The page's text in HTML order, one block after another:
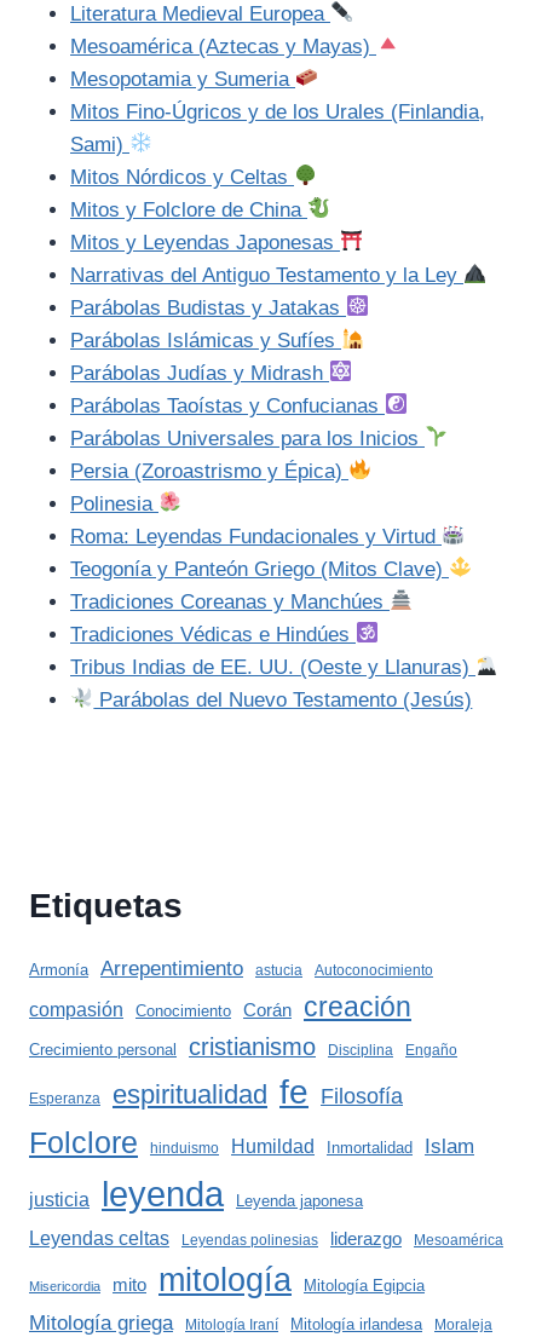
Literatura Medieval Europea
Mesoamérica (Aztecas y Mayas)
Mesopotamia y Sumeria
Mitos Fino-Úgricos y de los Urales (Finlandia,
Sami)
Mitos Nórdicos y Celtas
Mitos y Folclore de China
Mitos y Leyendas Japonesas
Narrativas del Antiguo Testamento y la Ley
Parábolas Budistas y Jatakas
Parábolas Islámicas y Sufíes
Parábolas Judías y Midrash
Parábolas Taoístas y Confucianas
Parábolas Universales para los Inicios
Persia (Zoroastrismo y Épica)
Polinesia
Roma: Leyendas Fundacionales y Virtud
Teogonía y Panteón Griego (Mitos Clave)
Tradiciones Coreanas y Manchúes
Tradiciones Védicas e Hindúes
Tribus Indias de EE. UU. (Oeste y Llanuras)
Parábolas del Nuevo Testamento (Jesús)
Etiquetas
Armonía Arrepentimiento astucia Autoconocimiento
compasión Conocimiento Corán creación
Crecimiento personal cristianismo Disciplina Engaño
Esperanza espiritualidad fe Filosofía
Folclore hinduismo Humildad Inmortalidad Islam
justicia leyenda Leyenda japonesa
Leyendas celtas Leyendas polinesias liderazgo Mesoamérica
Misericordia mito mitología Mitología Egipcia
Mitología griega Mitología Iraní Mitología irlandesa Moraleja